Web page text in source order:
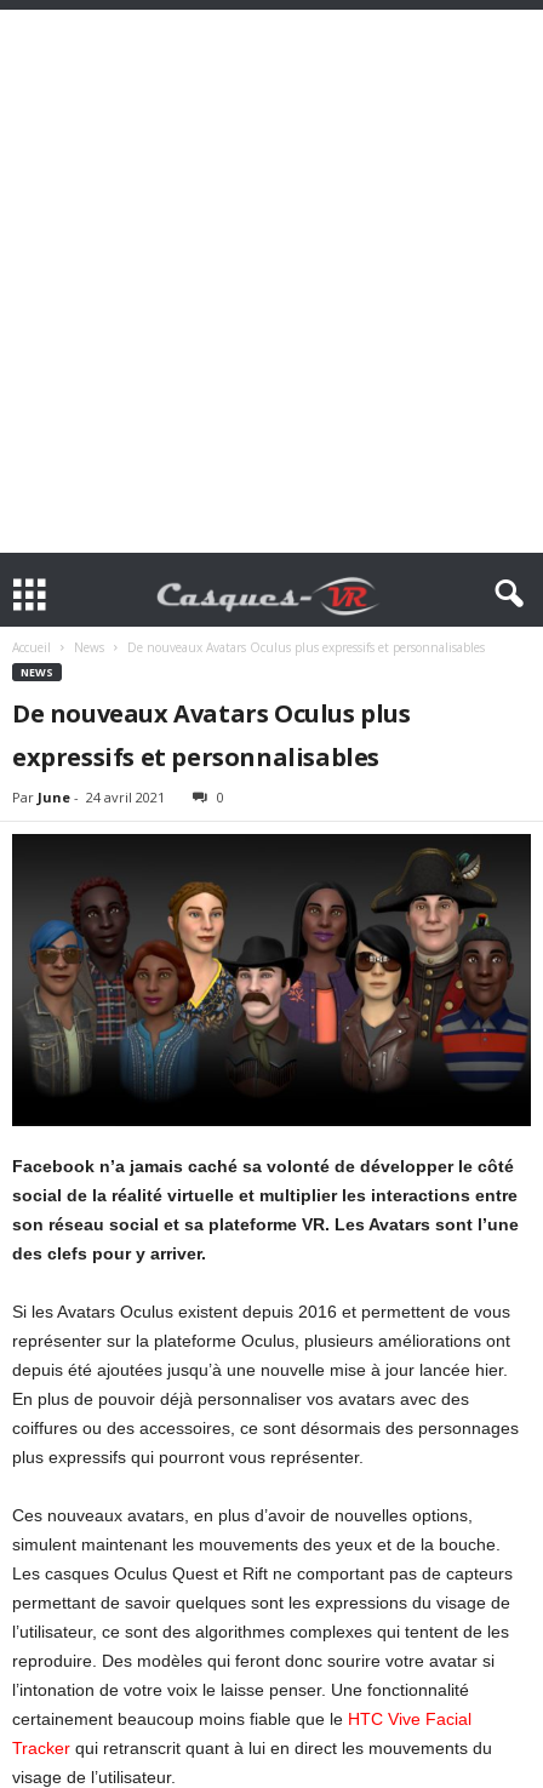
Accueil News De nouveaux Avatars Oculus plus expressifs et personnalisables
NEWS
De nouveaux Avatars Oculus plus
expressifs et personnalisables
Par June - 24 avril 2021 0
Facebook n’a jamais caché sa volonté de développer le côté
social de la réalité virtuelle et multiplier les interactions entre
son réseau social et sa plateforme VR. Les Avatars sont l’une
des clefs pour y arriver.
Si les Avatars Oculus existent depuis 2016 et permettent de vous
représenter sur la plateforme Oculus, plusieurs améliorations ont
depuis été ajoutées jusqu’à une nouvelle mise à jour lancée hier.
En plus de pouvoir déjà personnaliser vos avatars avec des
coiffures ou des accessoires, ce sont désormais des personnages
plus expressifs qui pourront vous représenter.
Ces nouveaux avatars, en plus d’avoir de nouvelles options,
simulent maintenant les mouvements des yeux et de la bouche.
Les casques Oculus Quest et Rift ne comportant pas de capteurs
permettant de savoir quelques sont les expressions du visage de
l’utilisateur, ce sont des algorithmes complexes qui tentent de les
reproduire. Des modèles qui feront donc sourire votre avatar si
l’intonation de votre voix le laisse penser. Une fonctionnalité
certainement beaucoup moins fiable que le HTC Vive Facial
Tracker qui retranscrit quant à lui en direct les mouvements du
visage de l’utilisateur.